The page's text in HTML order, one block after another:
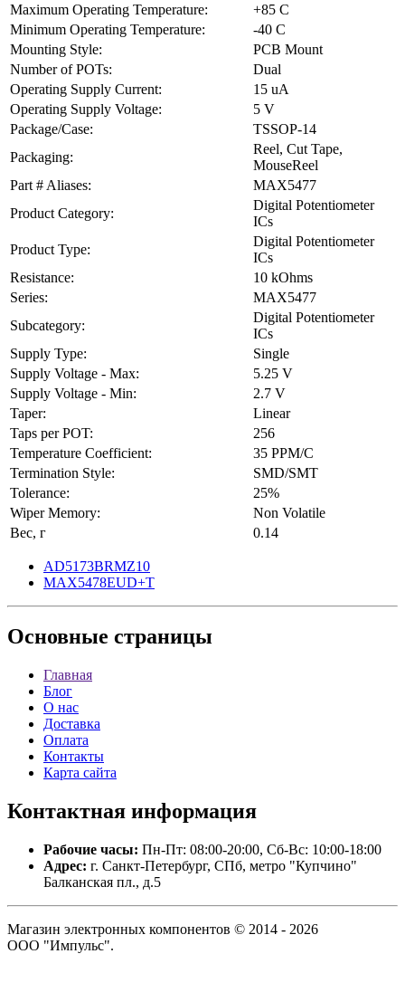
Maximum Operating Temperature:
+85 C
Minimum Operating Temperature:
-40 C
Mounting Style:
PCB Mount
Number of POTs:
Dual
Operating Supply Current:
15 uA
Operating Supply Voltage:
5 V
Package/Case:
TSSOP-14
Packaging:
Reel, Cut Tape,
MouseReel
Part # Aliases:
MAX5477
Product Category:
Digital Potentiometer
ICs
Product Type:
Digital Potentiometer
ICs
Resistance:
10 kOhms
Series:
MAX5477
Subcategory:
Digital Potentiometer
ICs
Supply Type:
Single
Supply Voltage - Max:
5.25 V
Supply Voltage - Min:
2.7 V
Taper:
Linear
Taps per POT:
256
Temperature Coefficient:
35 PPM/C
Termination Style:
SMD/SMT
Tolerance:
25%
Wiper Memory:
Non Volatile
Вес, г
0.14
AD5173BRMZ10
MAX5478EUD+T
Основные страницы
Главная
Блог
О нас
Доставка
Оплата
Контакты
Карта сайта
Контактная информация
Рабочие часы: Пн-Пт: 08:00-20:00, Сб-Вс: 10:00-18:00
Адрес: г. Санкт-Петербург, СПб, метро "Купчино"
Балканская пл., д.5
Магазин электронных компонентов © 2014 - 2026
ООО "Импульс".